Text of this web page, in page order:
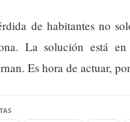
de habitantes no
La solución está
Es hora de actuar,